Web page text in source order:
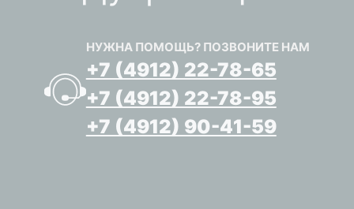
НУЖНА ПОМОЩЬ? ПОЗВОНИТЕ НАМ
+7 (4912) 22-78-65
+7 (4912) 22-78-95
+7 (4912) 90-41-59